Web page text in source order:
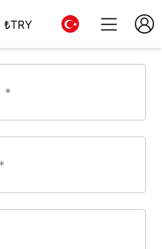
₺TRY